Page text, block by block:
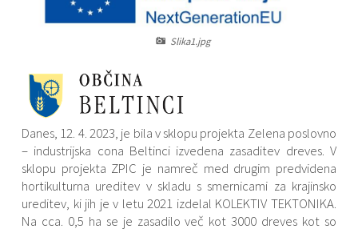
Slika1.jpg
Danes, 12. 4. 2023, je bila v sklopu projekta Zelena poslovno
– industrijska cona Beltinci izvedena zasaditev dreves. V
sklopu projekta ZPIC je namreč med drugim predvidena
hortikulturna ureditev v skladu s smernicami za krajinsko
ureditev, ki jih je v letu 2021 izdelal KOLEKTIV TEKTONIKA.
Na cca. 0,5 ha se je zasadilo več kot 3000 dreves kot so
Varstvo osebnih podatkov
Občinski časopis "Mali Rijtar"
Galerija slik
Prostorski akti
Projekti občine
Druge koristne povezave